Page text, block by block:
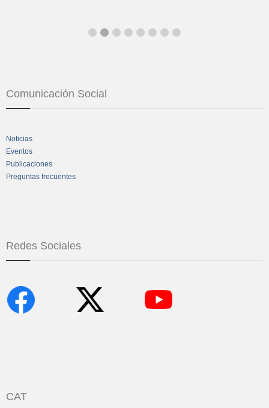
Comunicación Social
Noticias
Eventos
Publicaciones
Preguntas frecuentes
Redes Sociales
CAT